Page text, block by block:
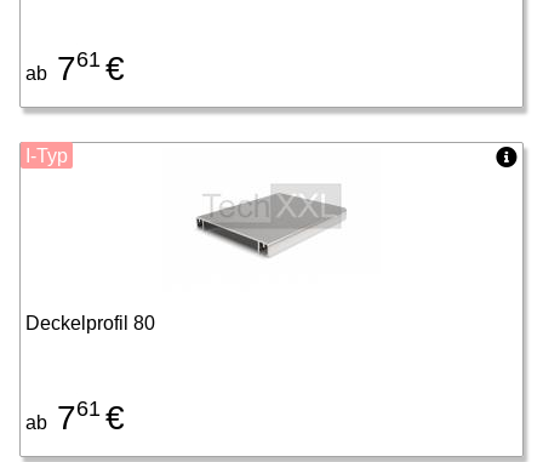
ab 761 €
Deckelprofil 80
ab 761 €
I-Typ